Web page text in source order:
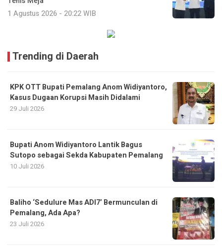
1 Agustus 2026 - 20:22 WIB
Trending di Daerah
KPK OTT Bupati Pemalang Anom Widiyantoro,
Kasus Dugaan Korupsi Masih Didalami
29 Juli 2026
Bupati Anom Widiyantoro Lantik Bagus
Sutopo sebagai Sekda Kabupaten Pemalang
10 Juli 2026
Baliho ‘Sedulure Mas ADI7’ Bermunculan di
Pemalang, Ada Apa?
23 Juli 2026